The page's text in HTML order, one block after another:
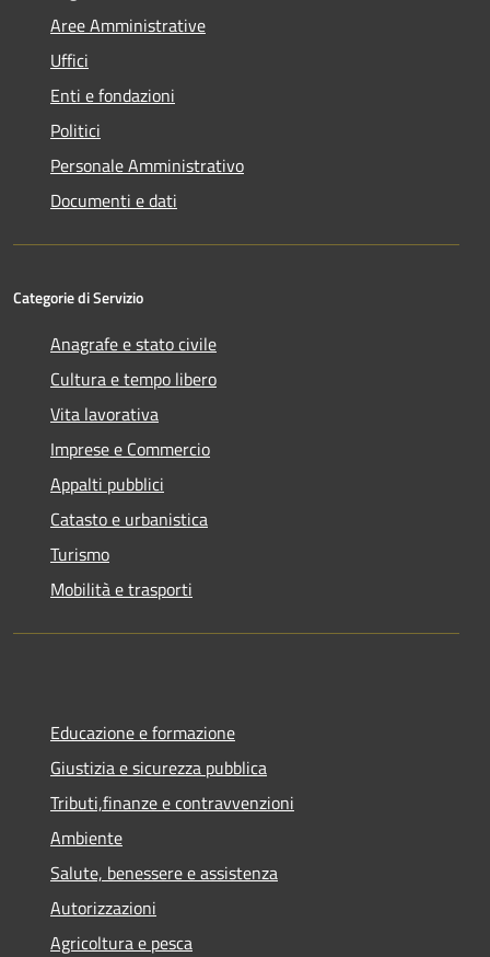
Aree Amministrative
Uffici
Enti e fondazioni
Politici
Personale Amministrativo
Documenti e dati
Categorie di Servizio
Anagrafe e stato civile
Cultura e tempo libero
Vita lavorativa
Imprese e Commercio
Appalti pubblici
Catasto e urbanistica
Turismo
Mobilità e trasporti
Educazione e formazione
Giustizia e sicurezza pubblica
Tributi,finanze e contravvenzioni
Ambiente
Salute, benessere e assistenza
Autorizzazioni
Agricoltura e pesca